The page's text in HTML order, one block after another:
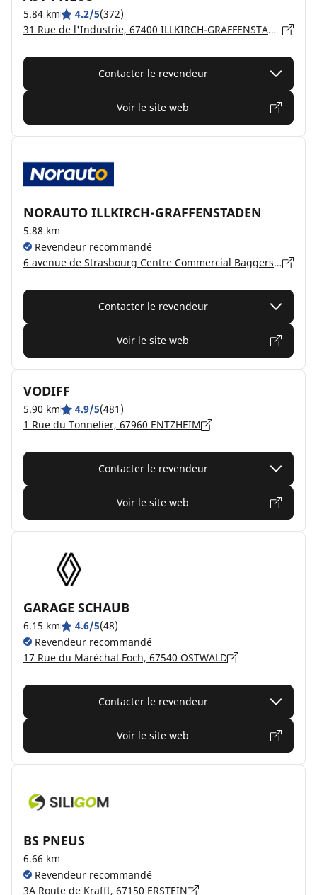
5.84 km 4.2/5(372)
31 Rue de l'Industrie, 67400 ILLKIRCH-GRAFFENSTADEN
Contacter le revendeur
Voir le site web
NORAUTO ILLKIRCH-GRAFFENSTADEN
5.88 km
Revendeur recommandé
6 avenue de Strasbourg Centre Commercial Baggersee, 67400 ILLKIRCH-GRAFFENSTADEN
Contacter le revendeur
Voir le site web
VODIFF
5.90 km 4.9/5(481)
1 Rue du Tonnelier, 67960 ENTZHEIM
Contacter le revendeur
Voir le site web
GARAGE SCHAUB
6.15 km 4.6/5(48)
Revendeur recommandé
17 Rue du Maréchal Foch, 67540 OSTWALD
Contacter le revendeur
Voir le site web
BS PNEUS
6.66 km
Revendeur recommandé
3A Route de Krafft, 67150 ERSTEIN